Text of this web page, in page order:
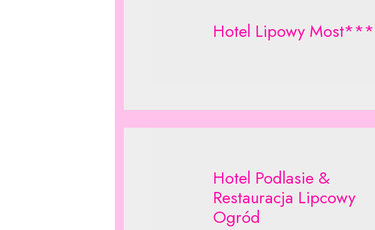
Hotel Lipowy Most***
Hotel Podlasie &
Restauracja Lipcowy
Ogród